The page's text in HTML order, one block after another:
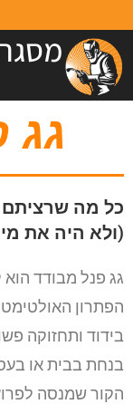
גג
כל מה
(ולא היה את
גג פנל מבודד
הפתרון
בידוד ותחזוקה
בנחת בבית או
הקור שמנסה